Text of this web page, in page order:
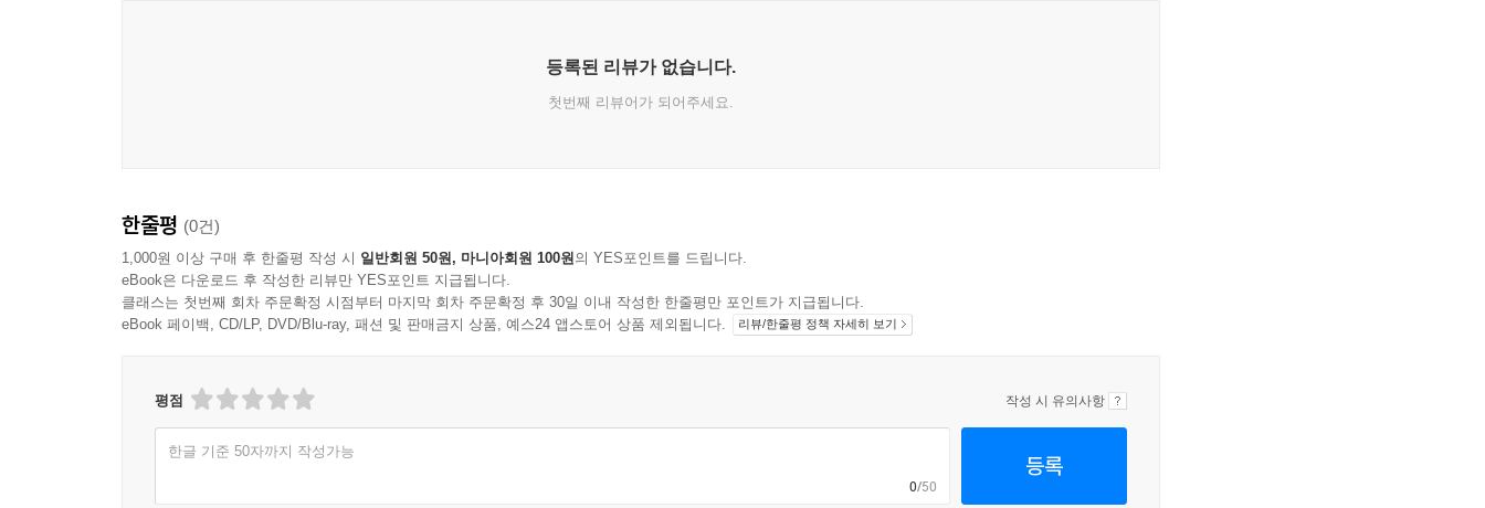
중심부근으로의 중량 집중은 움직임을 민첩하게
하중 이동
라인 잡기의 역학적 고찰
회전과 대회전의 한계속도 / 구간타임 비교
드라이빙테크닉의 기본 PART 4
드라이빙 포지션
스티어링 워크
등록된 리뷰가 없습니다.
첫번째 리뷰어가 되어주세요.
한줄평 (0건)
1,000원 이상 구매 후 한줄평 작성 시 일반회원 50원, 마니아회원 100원의 YES포인트를 드립니다.
eBook은 다운로드 후 작성한 리뷰만 YES포인트 지급됩니다.
클래스는 첫번째 회차 주문확정 시점부터 마지막 회차 주문확정 후 30일 이내 작성한 한줄평만 포인트가 지급됩니다.
eBook 페이백, CD/LP, DVD/Blu-ray, 패션 및 판매금지 상품, 예스24 앱스토어 상품 제외됩니다.
리뷰/한줄평 정책 자세히 보기
평점 작성 시 유의사항
한글 기준 50자까지 작성가능
0/50
등록